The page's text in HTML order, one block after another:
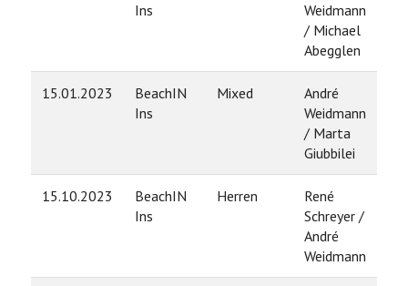
Ins
Weidmann
/ Michael
Abegglen
15.01.2023
BeachIN
Ins
Mixed
André
Weidmann
/ Marta
Giubbilei
15.10.2023
BeachIN
Ins
Herren
René
Schreyer /
André
Weidmann